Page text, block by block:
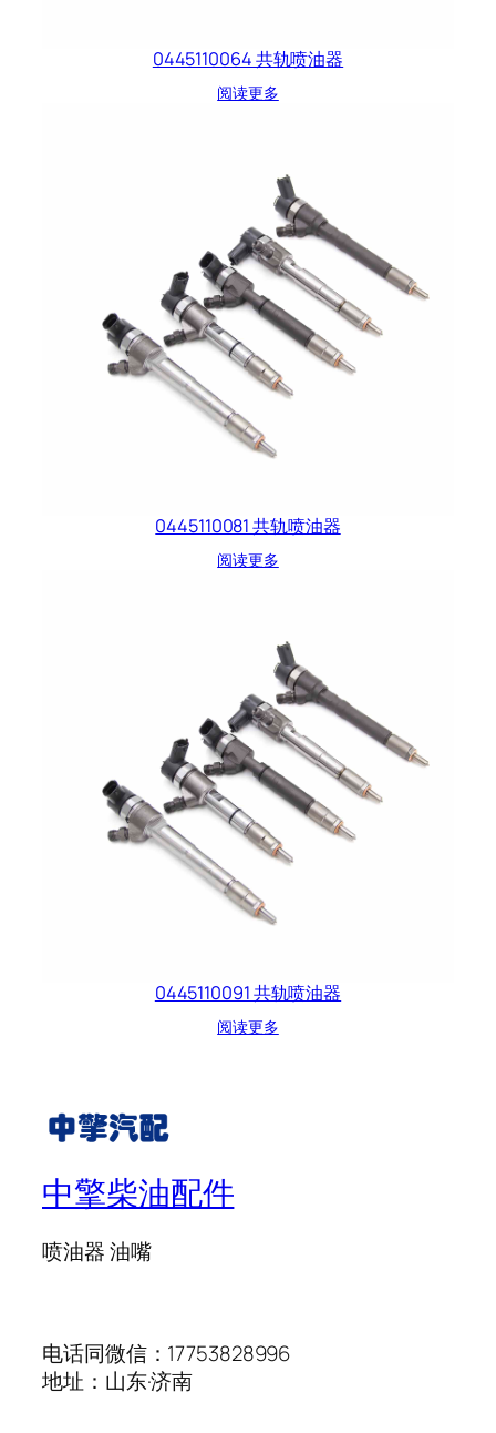
0445110064 共轨喷油器
阅读更多
0445110081 共轨喷油器
阅读更多
0445110091 共轨喷油器
阅读更多
中擎柴油配件
喷油器 油嘴
电话同微信：17753828996
地址：山东·济南